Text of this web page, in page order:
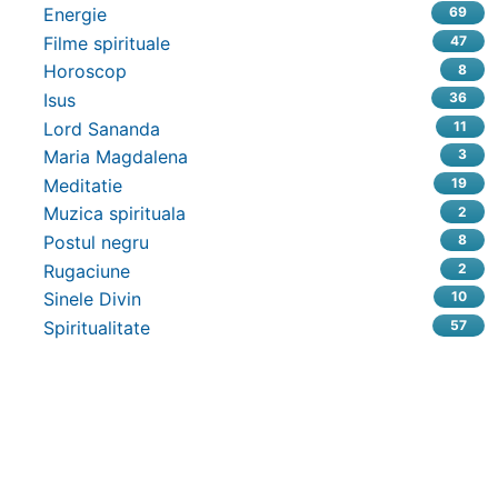
69
Energie
47
Filme spirituale
8
Horoscop
36
Isus
11
Lord Sananda
3
Maria Magdalena
19
Meditatie
2
Muzica spirituala
8
Postul negru
2
Rugaciune
10
Sinele Divin
57
Spiritualitate